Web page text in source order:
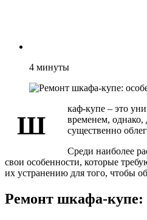
4 минуты
Ш
каф-купе – это
временем,
существенно
Среди наиболее
свои особенности, которые
их устранению для того, чтобы
Ремонт шкафа-купе: